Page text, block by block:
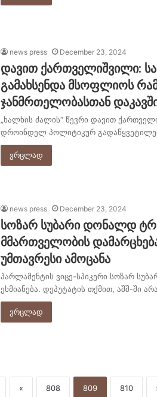
news press December 23, 2024
დავით ქართველიშვილი:
გამახსენდა მსოფლიოს
ჯანმრთელობასთან
„ხალხის ძალის“ წევრი დავით
დროინდელ პოლიტიკურ
ვრცლად
news press December 23, 2024
სოზარ სუბარი დონალდ
მმართველობის
უმთავრესი ამოცანა
პარლამენტის ვიცე-სპიკერი სოზარ
ეხმიანება. დეპუტატის თქმით, აშშ-
ვრცლად
« 808 809 810